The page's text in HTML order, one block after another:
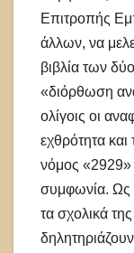
Επιτροπής
άλλων, να
βιβλία των
«διόρθωση
ολίγοις οι
εχθρότητα
νόμος «2929»
συμφωνία. Ως
τα σχολικά